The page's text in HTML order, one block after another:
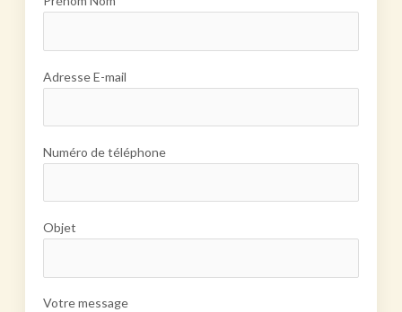
Adresse E-mail
Numéro de téléphone
Objet
Votre message